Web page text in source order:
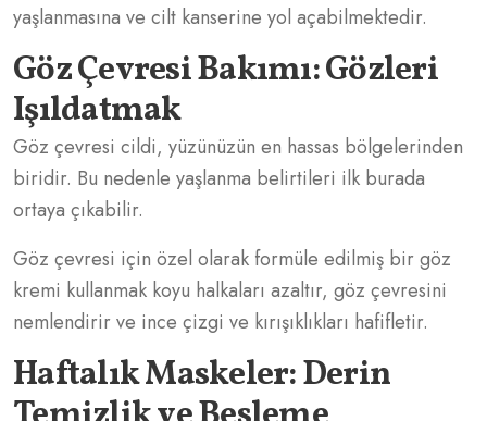
yaşlanmasına ve cilt kanserine yol açabilmektedir.
Göz Çevresi Bakımı: Gözleri
Işıldatmak
Göz çevresi cildi, yüzünüzün en hassas bölgelerinden
biridir. Bu nedenle yaşlanma belirtileri ilk burada
ortaya çıkabilir.
Göz çevresi için özel olarak formüle edilmiş bir göz
kremi kullanmak koyu halkaları azaltır, göz çevresini
nemlendirir ve ince çizgi ve kırışıklıkları hafifletir.
Haftalık Maskeler: Derin